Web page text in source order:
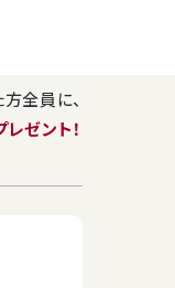
全員に、
ゼント！